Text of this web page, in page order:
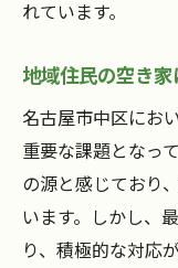
れています。
地域住民の空き
名古屋市中区にお
重要な課題となっ
の源と感じており
います。しかし、
り、積極的な対応